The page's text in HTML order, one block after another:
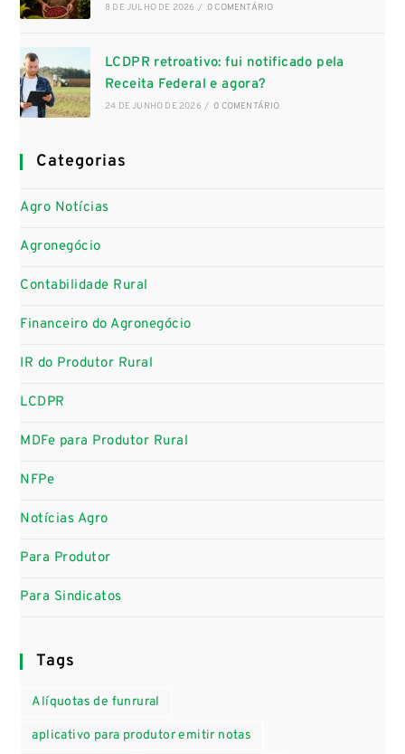
8 DE JULHO DE 2026 / 0 COMENTÁRIO
LCDPR retroativo: fui notificado pela
Receita Federal e agora?
24 DE JUNHO DE 2026 / 0 COMENTÁRIO
Categorias
Agro Notícias
Agronegócio
Contabilidade Rural
Financeiro do Agronegócio
IR do Produtor Rural
LCDPR
MDFe para Produtor Rural
NFPe
Notícias Agro
Para Produtor
Para Sindicatos
Tags
Alíquotas de funrural
aplicativo para produtor emitir notas